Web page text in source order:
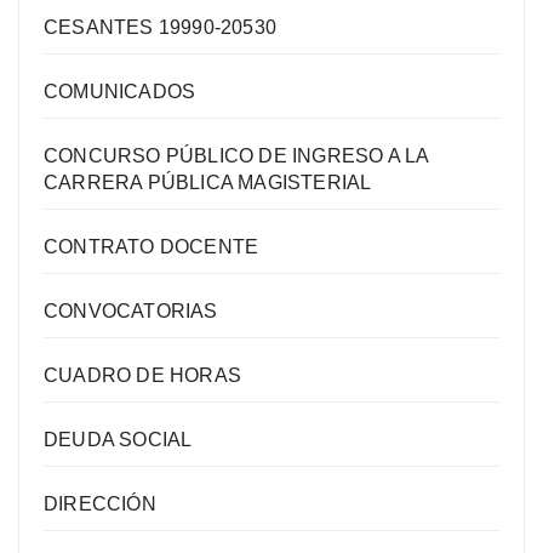
CESANTES 19990-20530
COMUNICADOS
CONCURSO PÚBLICO DE INGRESO A LA
CARRERA PÚBLICA MAGISTERIAL
CONTRATO DOCENTE
CONVOCATORIAS
CUADRO DE HORAS
DEUDA SOCIAL
DIRECCIÓN